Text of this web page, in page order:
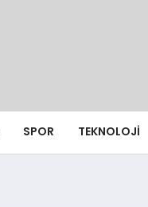
SPOR TEKNOLOJI